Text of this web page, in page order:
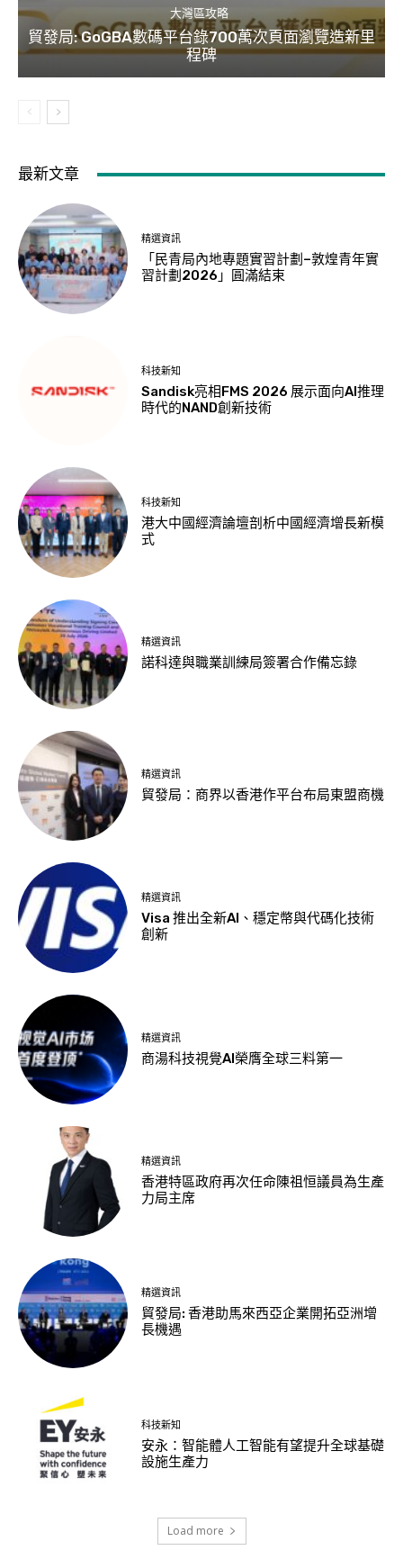
大灣區攻略
貿發局: GoGBA數碼平台錄700萬次頁面瀏覽造新里
程碑
最新文章
精選資訊
「民青局內地專題實習計劃–敦煌青年實
習計劃2026」圓滿結束
科技新知
Sandisk亮相FMS 2026 展示面向AI推理
時代的NAND創新技術
科技新知
港大中國經濟論壇剖析中國經濟增長新模
式
精選資訊
諾科達與職業訓練局簽署合作備忘錄
精選資訊
貿發局：商界以香港作平台布局東盟商機
精選資訊
Visa 推出全新AI、穩定幣與代碼化技術
創新
精選資訊
商湯科技視覺AI榮膺全球三料第一
精選資訊
香港特區政府再次任命陳祖恒議員為生產
力局主席
精選資訊
貿發局: 香港助馬來西亞企業開拓亞洲增
長機遇
科技新知
安永：智能體人工智能有望提升全球基礎
設施生產力
Load more